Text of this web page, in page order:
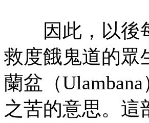
因此，以後每
救度餓鬼道的眾
蘭盆（
之苦的意思。這